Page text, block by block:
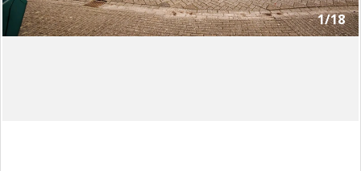
Login
1/18